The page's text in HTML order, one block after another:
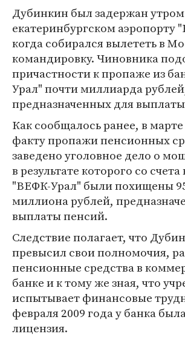
Дубинкин был задержан утром
екатеринбургском аэропорту
когда собирался вылететь в
командировку. Чиновника
причастности к пропаже из
Урал" почти миллиарда
предназначенных для
Как сообщалось ранее, в марте
факту пропажи пенсионных
заведено уголовное дело о
в результате которого со счета
"ВЕФК-Урал" были похищены
миллиона рублей,
выплаты пенсий.
Следствие полагает, что
превысил свои полномочия,
пенсионные средства в
банке и к тому же зная, что
испытывает финансовые
февраля 2009 года у банка
лицензия.